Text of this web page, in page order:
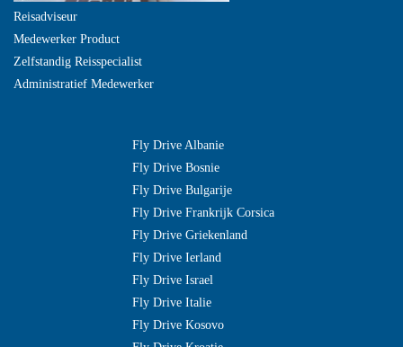
Reisadviseur
Medewerker Product
Zelfstandig Reisspecialist
Administratief Medewerker
Fly Drive Albanie
Fly Drive Bosnie
Fly Drive Bulgarije
Fly Drive Frankrijk Corsica
Fly Drive Griekenland
Fly Drive Ierland
Fly Drive Israel
Fly Drive Italie
Fly Drive Kosovo